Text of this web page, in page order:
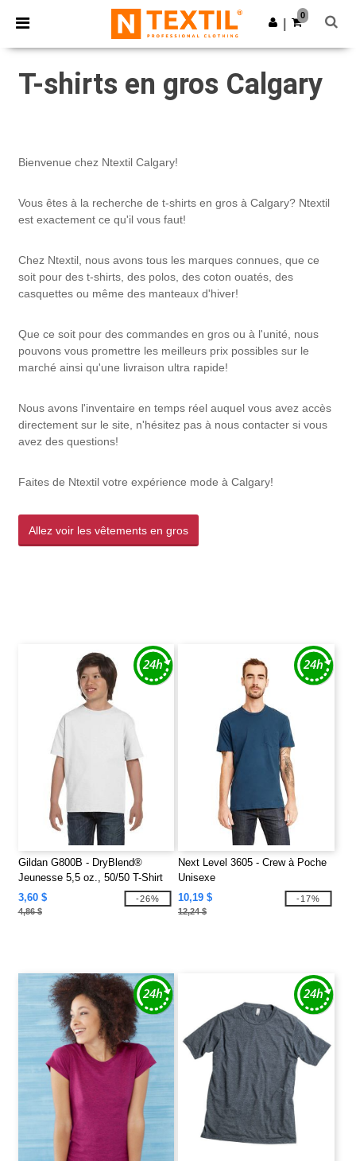
× Appli Ntextil
Meilleurs prix sur l’app !
Obtenir l'appli
0
T-shirts en gros Calgary
Bienvenue chez Ntextil Calgary!
Vous êtes à la recherche de t-shirts en gros à Calgary? Ntextil
est exactement ce qu'il vous faut!
Chez Ntextil, nous avons tous les marques connues, que ce
soit pour des t-shirts, des polos, des coton ouatés, des
casquettes ou même des manteaux d'hiver!
Que ce soit pour des commandes en gros ou à l'unité, nous
pouvons vous promettre les meilleurs prix possibles sur le
marché ainsi qu'une livraison ultra rapide!
Nous avons l'inventaire en temps réel auquel vous avez accès
directement sur le site, n'hésitez pas à nous contacter si vous
avez des questions!
Faites de Ntextil votre expérience mode à Calgary!
Allez voir les vêtements en gros
Gildan G800B - DryBlend®
Jeunesse 5,5 oz., 50/50 T-Shirt
3,60 $
4,86 $
-26%
Next Level 3605 - Crew à Poche
Unisexe
10,19 $
12,24 $
-17%